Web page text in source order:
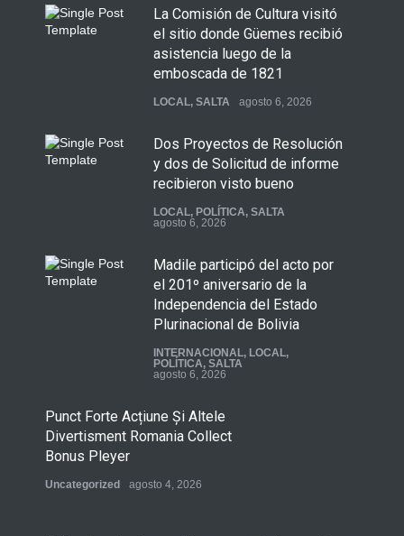
La Comisión de Cultura visitó
el sitio donde Güemes recibió
asistencia luego de la
emboscada de 1821
LOCAL, SALTA agosto 6, 2026
Dos Proyectos de Resolución
y dos de Solicitud de informe
recibieron visto bueno
LOCAL, POLÍTICA, SALTA
agosto 6, 2026
Madile participó del acto por
el 201º aniversario de la
Independencia del Estado
Plurinacional de Bolivia
INTERNACIONAL, LOCAL,
POLÍTICA, SALTA
agosto 6, 2026
Punct Forte Acțiune Și Altele
Divertisment Romania Collect
Bonus Pleyer
Uncategorized agosto 4, 2026